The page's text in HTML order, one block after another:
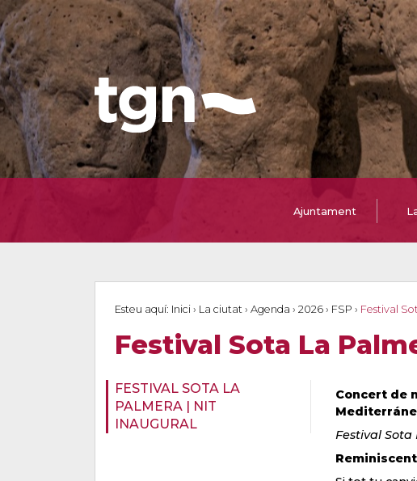
Ajuntament
Esteu aquí: Inici › La ciutat › Agenda › 2026 › FSP › Festival
Festival Sota La
FESTIVAL SOTA LA
PALMERA | NIT
INAUGURAL
Concert de
Festival Sota